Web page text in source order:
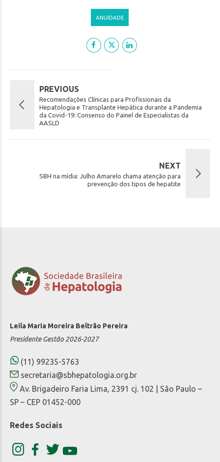
ANUIDADE
PREVIOUS
Recomendações Clínicas para Profissionais da
Hepatologia e Transplante Hepática durante a Pandemia
da Covid-19: Consenso do Painel de Especialistas da
AASLD
NEXT
SBH na mídia: Julho Amarelo chama atenção para
prevenção dos tipos de hepatite
Leila Maria Moreira Beltrão Pereira
Presidente Gestão 2026-2027
(11) 99235-5763
secretaria@sbhepatologia.org.br
Av. Brigadeiro Faria Lima, 2391 cj. 102 | São Paulo –
SP – CEP 01452-000
Redes Sociais